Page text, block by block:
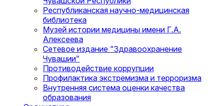
Республиканская научно-медицинская
библиотека
Музей истории медицины имени Г.А.
Алексеева
Сетевое издание "Здравоохранение
Чувашии"
Противодействие коррупции
Профилактика экстремизма и терроризма
Внутренняя система оценки качества
образования